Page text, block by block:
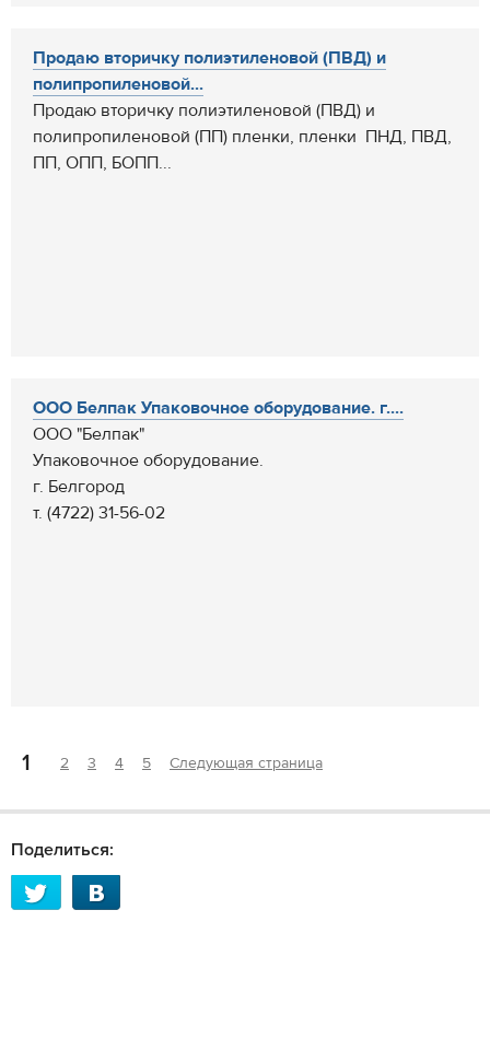
Продаю вторичку полиэтиленовой (ПВД) и
полипропиленовой...
Продаю вторичку полиэтиленовой (ПВД) и
полипропиленовой (ПП) пленки, пленки ПНД, ПВД,
ПП, ОПП, БОПП...
ООО Белпак Упаковочное оборудование. г....
ООО "Белпак"
Упаковочное оборудование.
г. Белгород
т. (4722) 31-56-02
1 2 3 4 5 Следующая страница
Поделиться: